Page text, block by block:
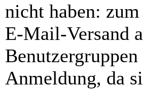
nicht haben:
E-Mail-Versand
Anmeldung, da